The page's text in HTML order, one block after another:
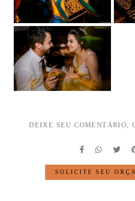
DEIXE SEU COMENTÁRIO,
SOLICITE SEU